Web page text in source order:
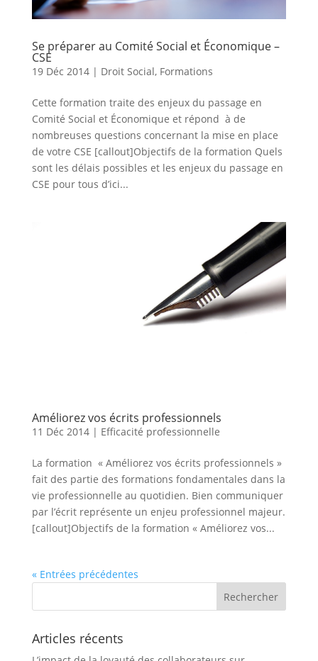
Se préparer au Comité Social et Économique –
CSE
19 Déc 2014| Droit Social, Formations
Cette formation traite des enjeux du passage en
Comité Social et Économique et répond à de
nombreuses questions concernant la mise en place
de votre CSE [callout]Objectifs de la formation Quels
sont les délais possibles et les enjeux du passage en
CSE pour tous d’ici...
Améliorez vos écrits professionnels
11 Déc 2014| Efficacité professionnelle
La formation « Améliorez vos écrits professionnels »
fait des partie des formations fondamentales dans la
vie professionnelle au quotidien. Bien communiquer
par l’écrit représente un enjeu professionnel majeur.
[callout]Objectifs de la formation « Améliorez vos...
« Entrées précédentes
Articles récents